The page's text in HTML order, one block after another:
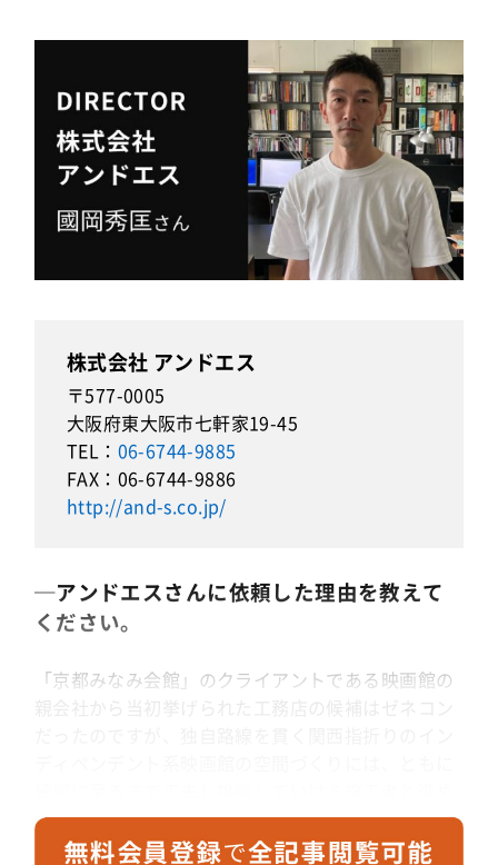
株式会社 アンドエス
〒577-0005
大阪府東大阪市七軒家19-45
TEL： 06-6744-9885
FAX：06-6744-9886
http://and-s.co.jp/
─アンドエスさんに依頼した理由を教えて
ください。
「京都みなみ会館」のクライアントである映画館の
ることが必要だと思い、アンドエスさんを我々から
推薦させていただきました。